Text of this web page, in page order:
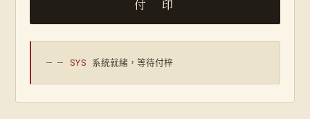
— — SYS 系統就緒，等待付梓